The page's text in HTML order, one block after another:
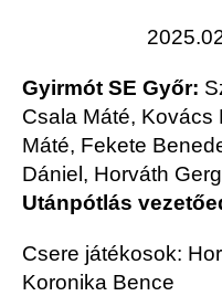
Gyirmót SE Győr:
Csala Máté, Kovács
Máté, Fekete
Dániel, Horváth
Utánpótlás
Csere játékosok:
Koronika Bence